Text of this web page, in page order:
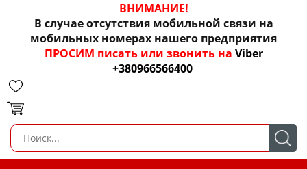
ВНИМАНИЕ!
В случае отсутствия мобильной связи на
мобильных номерах нашего предприятия
ПРОСИМ писать или звонить на Viber
+380966566400